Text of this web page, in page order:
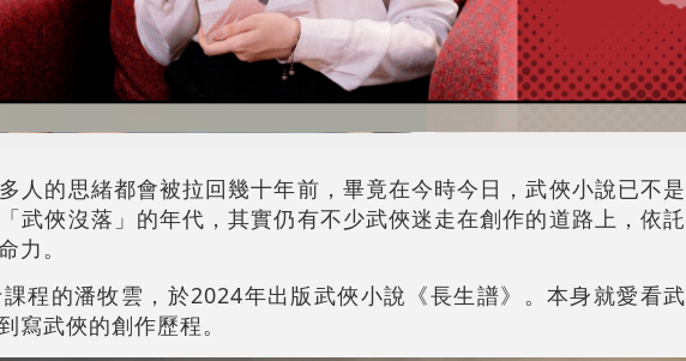
人的思緒都會被拉回幾十年前，畢竟在今時今日，武俠小說已不是
武俠沒落」的年代，其實仍有不少武俠迷走在創作的道路上，依託
力。
程的潘牧雲，於2024年出版武俠小說《長生譜》。本身就愛看武
寫武俠的創作歷程。